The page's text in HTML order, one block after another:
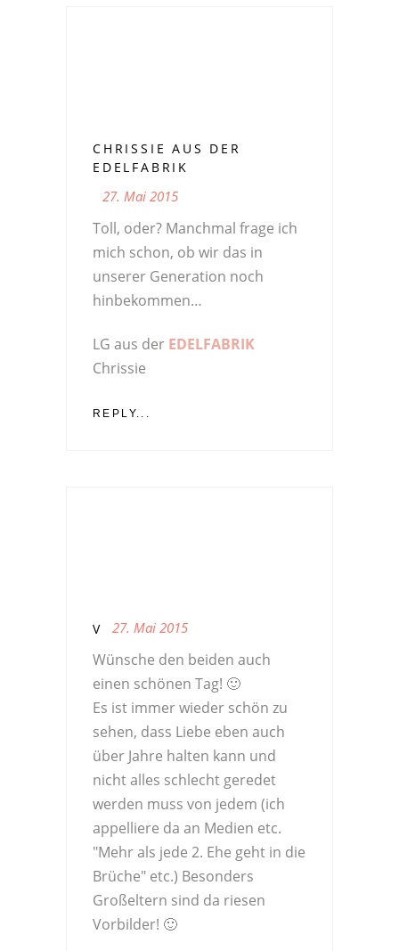
CHRISSIE AUS DER
EDELFABRIK
27. Mai 2015
Toll, oder? Manchmal frage ich
mich schon, ob wir das in
unserer Generation noch
hinbekommen…
LG aus der EDELFABRIK
Chrissie
REPLY...
V 27. Mai 2015
Wünsche den beiden auch
einen schönen Tag! 🙂
Es ist immer wieder schön zu
sehen, dass Liebe eben auch
über Jahre halten kann und
nicht alles schlecht geredet
werden muss von jedem (ich
appelliere da an Medien etc.
"Mehr als jede 2. Ehe geht in die
Brüche" etc.) Besonders
Großeltern sind da riesen
Vorbilder! 🙂